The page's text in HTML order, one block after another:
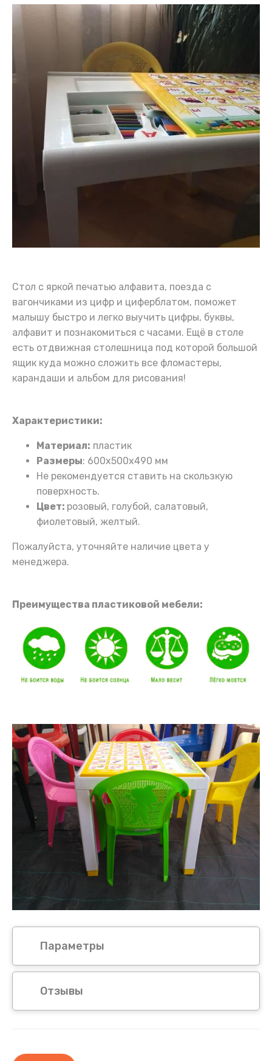
Стол с яркой печатью алфавита, поезда с
вагончиками из цифр и циферблатом, поможет
малышу быстро и легко выучить цифры, буквы,
алфавит и познакомиться с часами. Ещё в столе
есть отдвижная столешница под которой большой
ящик куда можно сложить все фломастеры,
карандаши и альбом для рисования!
Характеристики:
Материал: пластик
Размеры: 600х500х490 мм
Не рекомендуется ставить на скользкую
поверхность.
Цвет: розовый, голубой, салатовый,
фиолетовый, желтый.
Пожалуйста, уточняйте наличие цвета у
менеджера.
Преимущества пластиковой мебели:
Параметры
Отзывы